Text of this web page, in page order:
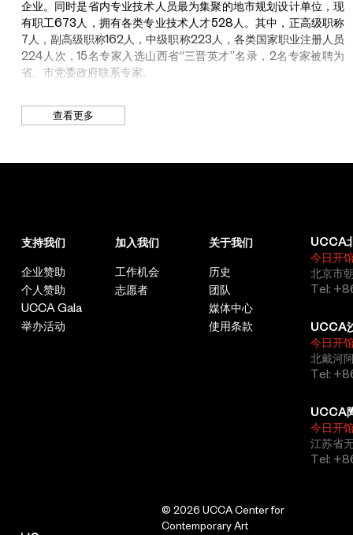
性，以独特的角度与观念探讨深层的价值追求。
2025年，他联合发起并担任总策划，推动“敦煌当代字库”的构
建，并策划敦煌当代美术馆年度大展“登临出世界”。2024年，他
导演改编剧《4：48精神崩溃》，通过声场交互装置实现观演关系
宝丽来肖像项目《当我独自面对》，并推出黄湘丽个展“笨拙生
三部曲》。 2021年参与首届阿那亚戏剧节以来，刘畅连续四年担
镇戏剧节《从清晨到午夜》。
由刘畅担任艺术总监的黑猫剧团，自2016年起，已有其导演的15部
作品进行全球巡演，并受邀参加国内外如阿维尼翁、圣彼得堡和柏
林等顶级戏剧节。
1986年生于山西，硕士毕业于中央美术学院实验艺术学院。崔小
清以中国传统剪纸艺术形式为创作媒介，呈现当代性的表达，作品
关注中国城市化进程中人在其中的角色变迁，以传统的语言讲述当
其参与的群展还包括“點戏壹本”（南池子美术馆，北京，
2025）；“蛇灵蛇现——奇妙的民艺世界”（长沙芒果美术馆，长
第十二届中国艺术节、2020年和2025年戏曲百戏（昆山）盛典
等重大文化交流演出。常年活跃在上党大地“送戏下乡”，每年演出
300余场次，受益观众100余万人，被誉为“上党梆子第一团”。
企业。同时是省内专业技术人员最为集聚的地市规划设计单位，现
有职工673人，拥有各类专业技术人才528人。其中，正高级职称
7人，副高级职称162人，中级职称223人，各类国家职业注册人员
224人次，15名专家入选山西省“三晋英才”名录，2名专家被聘为
省、市党委政府联系专家。
联动、全链条带动的技术长板和集群优势，全力打造受人尊敬的高
河沿线治理示范带、环城水系清水复流工程、城乡融合发展规划暨
截至目前累计接待中外游客20多万人次。业务范围辐射全国，遍
及江苏、新疆，太原、大同、长治、朔州、晋中等省内外多个城
市。技术实力行业领先，在BIM设计、海绵设计、绿建、AI等最新
技术运用上领先同行业，先后荣获国土空间规划优秀成果特等奖、
建筑设计行业优秀建筑设计一等奖、工程勘察设计一类QC奖等各
类省级以上行业荣誉70余项，获取专利及软件著作权47项，在设
计理念、技术含金量、申报获奖率等方面均属于省内行业领先水
平，赢得良好市场口碑。发挥行业“智囊团”作用，汇聚132位国内
外知名专家及咨询机构，形成覆盖国土空间规划、建筑设计、风景
绿地系统、公共文化等多项课题研究，为城乡建设提供战略性、前
瞻性的技术解决方案。对外合作成果丰硕，先后与杭州市规划设计
院、北京城建设计集团、上海华建集团现代院、同济大学规划院、
中冶天工、中铁七局、中建二局、中材地质等35家行业龙头和4家
值效益在全省名列前茅，达到国内行业先进水平。
查看更多
支持我们
企业赞助
个人赞助
UCCA Gala
举办活动
加入我们
工作机会
志愿者
关于我们
历史
团队
媒体中心
使用条款
UCCA
今日开
北京市
Tel:
UCCA
今日开
北戴河
Tel:
UCCA
今日开
江苏省
Tel:
© 2026 UCCA Center for
Contemporary Art